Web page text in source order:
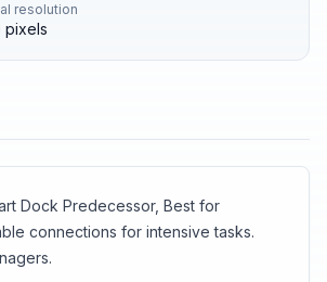
resolution
pixels
Dock Predecessor, Best for
connections for intensive tasks.